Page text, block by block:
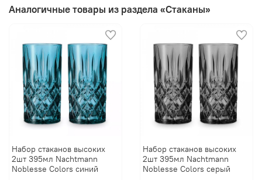
Аналогичные товары из раздела «Стаканы»
Набор стаканов высоких
2шт 395мл Nachtmann
Noblesse Colors синий
Набор стаканов высоких
2шт 395мл Nachtmann
Noblesse Colors серый